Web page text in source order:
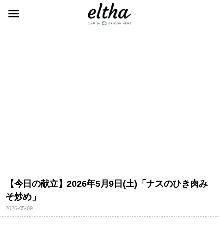
【今日の献立】2026年5月9日(土)「ナスのひき肉み
そ炒め」
2026-05-09